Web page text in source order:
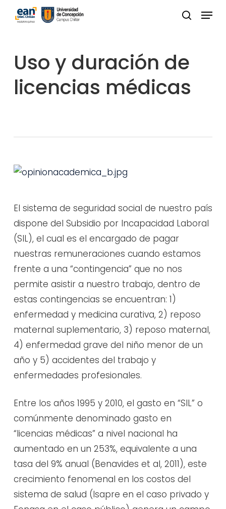
content
buscar
Menu
Uso y duración de
licencias médicas
El sistema de seguridad social de nuestro país
dispone del Subsidio por Incapacidad Laboral
(SIL), el cual es el encargado de pagar
nuestras remuneraciones cuando estamos
frente a una “contingencia” que no nos
permite asistir a nuestro trabajo, dentro de
estas contingencias se encuentran: 1)
enfermedad y medicina curativa, 2) reposo
maternal suplementario, 3) reposo maternal,
4) enfermedad grave del niño menor de un
año y 5) accidentes del trabajo y
enfermedades profesionales.
Entre los años 1995 y 2010, el gasto en “SIL” o
comúnmente denominado gasto en
“licencias médicas” a nivel nacional ha
aumentado en un 253%, equivalente a una
tasa del 9% anual (Benavides et al, 2011), este
crecimiento fenomenal en los costos del
sistema de salud (Isapre en el caso privado y